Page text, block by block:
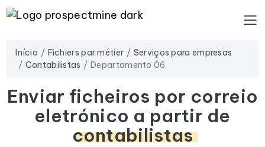
Início Fichiers par métier
Serviços para empresas
Contabilistas
Departamento 06
Enviar ficheiros por correio
eletrónico a partir de
contabilistas